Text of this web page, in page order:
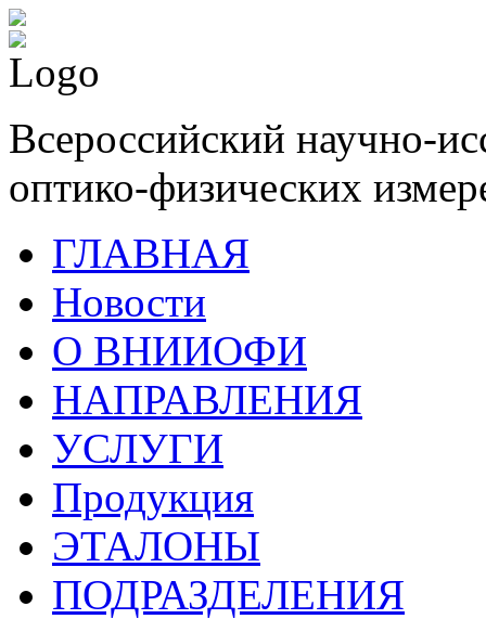
Всероссийский научно-
оптико-физических
ГЛАВНАЯ
Новости
О ВНИИОФИ
НАПРАВЛЕНИЯ
УСЛУГИ
Продукция
ЭТАЛОНЫ
ПОДРАЗДЕЛЕНИЯ